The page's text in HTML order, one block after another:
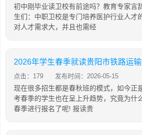
初中刚毕业读卫校有前途吗？教育专家言
生们：中职卫校是专门培养医护行业人才
对人才需求大，并且也需经
2026年学生春季就读贵阳市铁路运
点击：179 发布时间：2026-05-15
现在很多招生都是春秋班的模式，如今正
考春季的学生也在呈上升趋势，究竟为什
春季进行报名了呢! 报读贵